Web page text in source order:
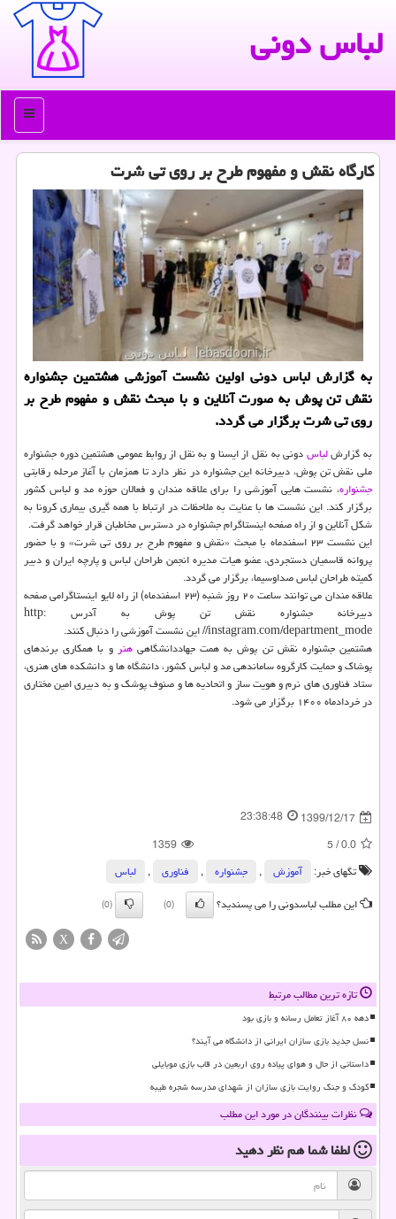
لباس دونی
منو
كارگاه نقش و مفهوم طرح بر روی تی شرت
به گزارش لباس دونی اولین نشست آموزشی هشتمین جشنواره
نقش تن پوش به صورت آنلاین و با مبحث نقش و مفهوم طرح بر
روی تی شرت برگزار می گردد.
به گزارشلباسدونی به نقل از ایسنا و به نقل از روابط عمومی هشتمین دوره جشنواره
ملی نقش تن پوش، دبیرخانه این جشنواره در نظر دارد تا همزمان با آغاز مرحله رقابتی
جشنواره، نشست هایی آموزشی را برای علاقه مندان و فعالان حوزه مد و لباس کشور
برگزار کند. این نشست ها با عنایت به ملاحظات در ارتباط با همه گیری بیماری کرونا به
شکل آنلاین و از راه صفحه اینستاگرام جشنواره در دسترس مخاطبان قرار خواهد گرفت.
این نشست ۲۳ اسفندماه با مبحث «نقش و مفهوم طرح بر روی تی شرت» و با حضور
پروانه قاسمیان دستجردی، عضو هیات مدیره انجمن طراحان لباس و پارچه ایران و دبیر
کمیته طراحان لباس صداوسیما، برگزار می گردد.
علاقه مندان می توانند ساعت ۲۰ روز شنبه (۲۳ اسفندماه) از راه لایو اینستاگرامی صفحه
دبیرخانه جشنواره نقش تن پوش به آدرس http:
//instagram.com/department_mode این نشست آموزشی را دنبال کنند.
هشتمین جشنواره نقش تن پوش به همت جهاددانشگاهیهنر و با همکاری برندهای
پوشاک و حمایت کارگروه ساماندهی مد و لباس کشور، دانشگاه ها و دانشکده های هنری،
ستاد فناوری های نرم و هویت ساز و اتحادیه ها و صنوف پوشک و به دبیری امین مختاری
در خردادماه ۱۴۰۰ برگزار می شود.
1399/12/17
23:38:48
0.0
/
5
1359
تگهای خبر:
آموزش , جشنواره , فناوری ,
لباس
این مطلب لباسدونی را می پسندید؟
(0)
(0)
X
تازه ترین مطالب مرتبط
دهه ۸۰ آغاز تعامل رسانه و بازی بود
نسل جدید بازی سازان ایرانی از دانشگاه می آیند؟
داستانی از حال و هوای پیاده روی اربعین در قاب بازی موبایلی
کودک و جنگ روایت بازی سازان از شهدای مدرسه شجره طیبه
نظرات بینندگان در مورد این مطلب
لطفا شما همنظر دهید